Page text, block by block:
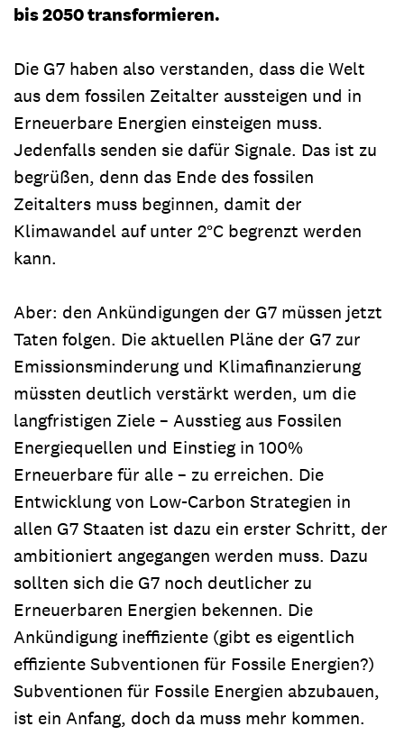
bis 2050 transformieren.
Die G7 haben also verstanden, dass die Welt
aus dem fossilen Zeitalter aussteigen und in
Erneuerbare Energien einsteigen muss.
Jedenfalls senden sie dafür Signale. Das ist zu
begrüßen, denn das Ende des fossilen
Zeitalters muss beginnen, damit der
Klimawandel auf unter 2°C begrenzt werden
kann.
Aber: den Ankündigungen der G7 müssen jetzt
Taten folgen. Die aktuellen Pläne der G7 zur
Emissionsminderung und Klimafinanzierung
müssten deutlich verstärkt werden, um die
langfristigen Ziele – Ausstieg aus Fossilen
Energiequellen und Einstieg in 100%
Erneuerbare für alle – zu erreichen. Die
Entwicklung von Low-Carbon Strategien in
allen G7 Staaten ist dazu ein erster Schritt, der
ambitioniert angegangen werden muss. Dazu
sollten sich die G7 noch deutlicher zu
Erneuerbaren Energien bekennen. Die
Ankündigung ineffiziente (gibt es eigentlich
effiziente Subventionen für Fossile Energien?)
Subventionen für Fossile Energien abzubauen,
ist ein Anfang, doch da muss mehr kommen.